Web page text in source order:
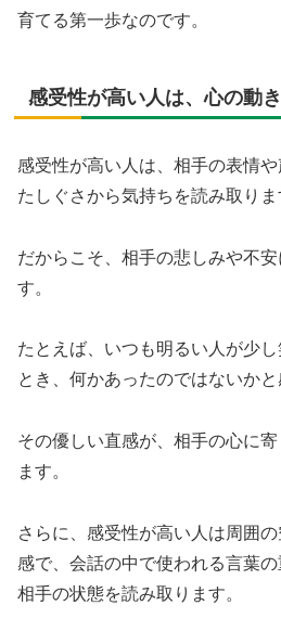
育てる第一歩なのです。
感受性が高い人は、心の動
感受性が高い人は、相手の表情
たしぐさから気持ちを読み取りま
だからこそ、相手の悲しみや不
す。
たとえば、いつも明るい人が少
とき、何かあったのではないかと
その優しい直感が、相手の心に
ます。
さらに、感受性が高い人は周囲
感で、会話の中で使われる言葉
相手の状態を読み取ります。